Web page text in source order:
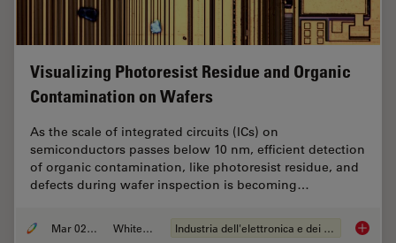
Visualizing Photoresist Residue and Organic
Contamination on Wafers
As the scale of integrated circuits (ICs) on
semiconductors passes below 10 nm, efficient detection
of organic contamination, like photoresist residue, and
defects during wafer inspection is becoming…
Mar 02, 2026 Whitepaper Industria dell'elettronica e dei semiconduttori